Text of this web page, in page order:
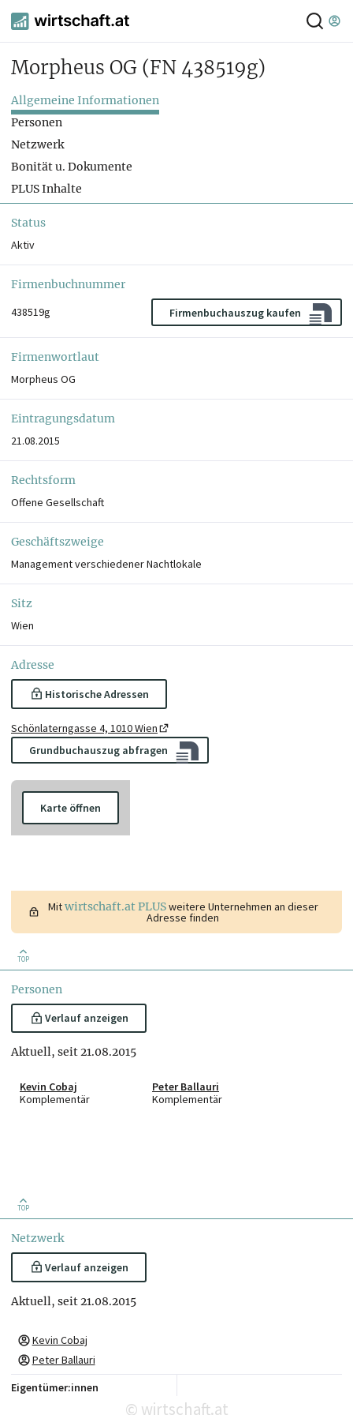
Morpheus OG (FN 438519g)
Allgemeine Informationen
Personen
Netzwerk
Bonität u. Dokumente
PLUS Inhalte
Status
Aktiv
Firmenbuchnummer
438519g
Firmenbuchauszug kaufen
Firmenwortlaut
Morpheus OG
Eintragungsdatum
21.08.2015
Rechtsform
Offene Gesellschaft
Geschäftszweige
Management verschiedener Nachtlokale
Sitz
Wien
Adresse
Historische Adressen
Schönlaterngasse 4, 1010 Wien
Grundbuchauszug abfragen
Karte öffnen
Mitwirtschaft.at PLUSweitere Unternehmen an dieser
Adresse finden
TOP
Personen
Verlauf anzeigen
Aktuell, seit 21.08.2015
Kevin Cobaj
Komplementär
Peter Ballauri
Komplementär
TOP
Netzwerk
Verlauf anzeigen
Aktuell, seit 21.08.2015
Kevin Cobaj
Peter Ballauri
Eigentümer:innen
© wirtschaft.at